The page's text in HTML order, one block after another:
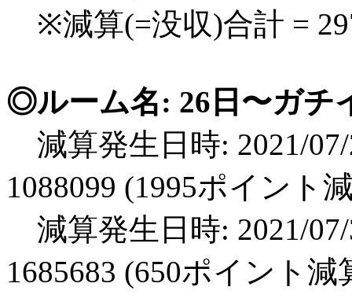
※減算(=没収)合計 =
◎ルーム名: 26日〜ガチ
減算発生日時: 2021/
1088099 (1995ポイント
減算発生日時: 2021/
1685683 (650ポイント減